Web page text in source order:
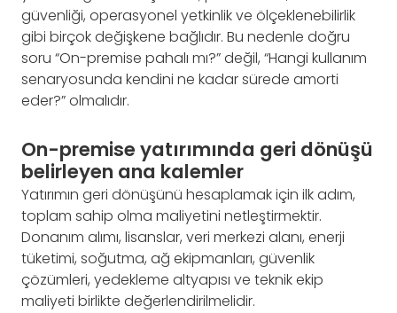
güvenliği, operasyonel yetkinlik ve ölçeklenebilirlik
gibi birçok değişkene bağlıdır. Bu nedenle doğru
soru “On-premise pahalı mı?” değil, “Hangi kullanım
senaryosunda kendini ne kadar sürede amorti
eder?” olmalıdır.
On-premise yatırımında geri dönüşü
belirleyen ana kalemler
Yatırımın geri dönüşünü hesaplamak için ilk adım,
toplam sahip olma maliyetini netleştirmektir.
Donanım alımı, lisanslar, veri merkezi alanı, enerji
tüketimi, soğutma, ağ ekipmanları, güvenlik
çözümleri, yedekleme altyapısı ve teknik ekip
maliyeti birlikte değerlendirilmelidir.